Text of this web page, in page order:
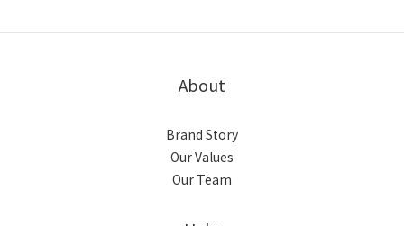
About
Brand Story
Our Values
Our Team